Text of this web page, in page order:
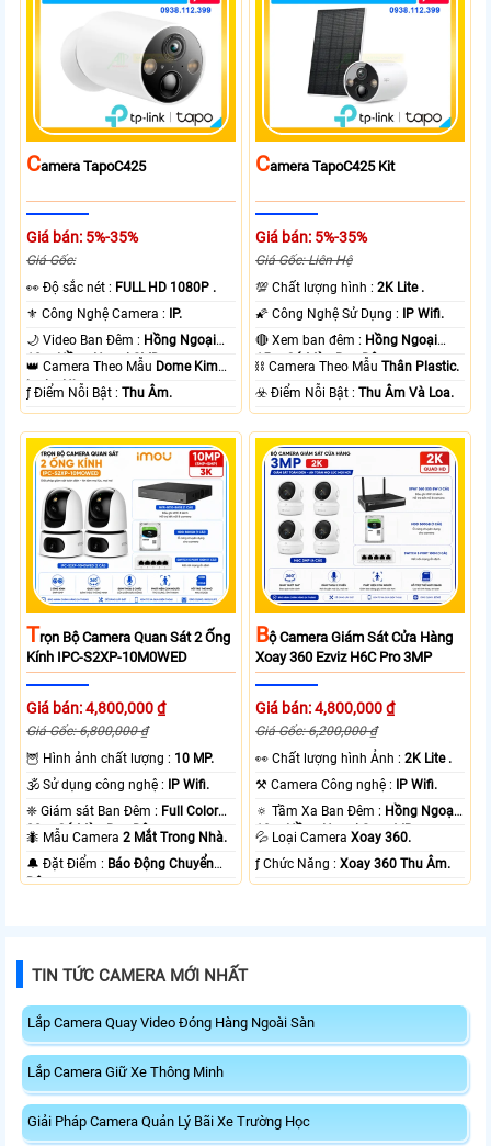
CAmera TapoC425
Giá bán: 5%-35%
Giá Gốc:
️👀 Độ sắc nét : FULL HD 1080P .
⚜️ Công Nghệ Camera :
IP.
🌙 Video Ban Đêm : Hồng Ngoại
10m Hồng Ngoại SMD.
👑 Camera Theo Mẫu Dome Kim
loại + Nhựa.
️ƒ Điểm Nỗi Bật :Thu Âm.
CAmera TapoC425 Kit
Giá bán: 5%-35%
Giá Gốc: Liên Hệ
💯 Chất lượng hình :2K Lite .
🌠 Công Nghệ Sử Dụng :
IP Wifi.
🔴 Xem ban đêm : Hồng Ngoại
15m Có Màu Ban Ðêm.
⛓ Camera Theo MẫuThân Plastic.
️☣️ Điểm Nỗi Bật :Thu Âm Và Loa.
TRọn Bộ Camera Quan Sát 2 Ống
Kính IPC-S2XP-10M0WED
Giá bán: 4,800,000 ₫
Giá Gốc: 6,800,000 ₫
🦉 Hình ảnh chất lượng : 10 MP.
🕉️ Sử dụng công nghệ : IP Wifi.
❈ Giám sát Ban Đêm : Full Color
20m Có Màu Ban Ðêm.
🐜 Mẫu Camera2 Mắt Trong Nhà.
️🔔 Đặt Điểm : Báo Động Chuyển
Động.
BỘ Camera Giám Sát Cửa Hàng
Xoay 360 Ezviz H6C Pro 3MP
Giá bán: 4,800,000 ₫
Giá Gốc: 6,200,000 ₫
️👀 Chất lượng hình Ảnh :2K Lite .
⚒ Camera Công nghệ : IP Wifi.
🔅 Tầm Xa Ban Đêm : Hồng Ngoại
10m Hồng Ngoại Smart IR.
💦 Loại CameraXoay 360.
️ƒ Chức Năng :Xoay 360 Thu Âm.
TIN TỨC CAMERA MỚI NHẤT
Lắp Camera Quay Video Đóng Hàng Ngoài Sàn
Lắp Camera Giữ Xe Thông Minh
Giải Pháp Camera Quản Lý Bãi Xe Trường Học